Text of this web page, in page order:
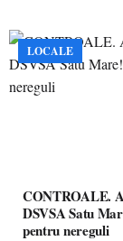
LOCALE
CONTROALE.
DSVSA Satu
pentru nereguli